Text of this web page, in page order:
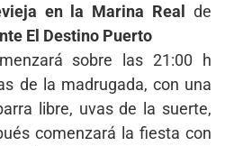
en la Marina Realde
El Destino Puerto
sobre las 21:00 h
de la madrugada, con una
libre, uvas de la suerte,
comenzará la fiesta con